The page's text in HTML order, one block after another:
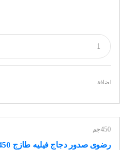
اضافة
450جم
رضوى صدور دجاج فيليه طازج 450جم